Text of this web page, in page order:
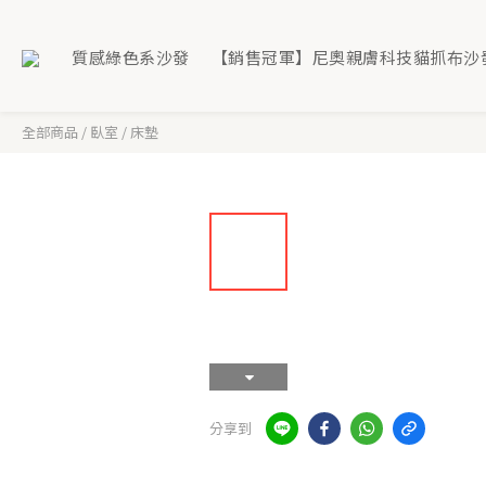
質感綠色系沙發 【銷售冠軍】尼奧親膚科技貓抓布沙
全部商品 / 臥室 / 床墊
分享到